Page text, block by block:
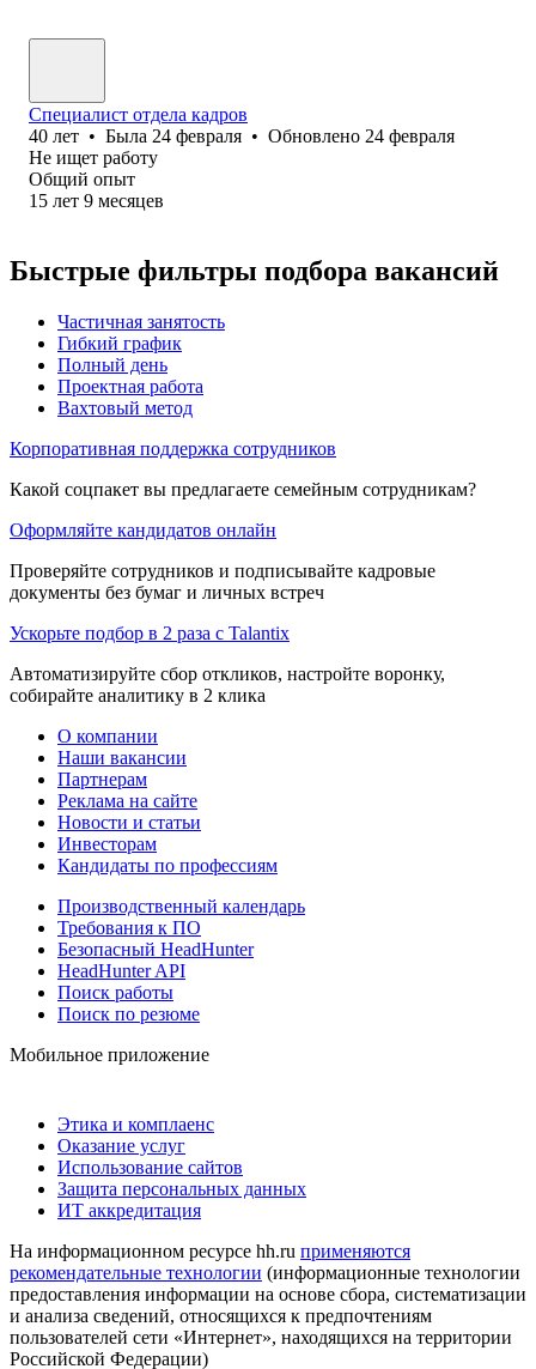
Специалист отдела кадров
40 лет • Была 24 февраля • Обновлено 24 февраля
Не ищет работу
Общий опыт
15 лет 9 месяцев
Быстрые фильтры подбора вакансий
Частичная занятость
Гибкий график
Полный день
Проектная работа
Вахтовый метод
Корпоративная поддержка сотрудников
Какой соцпакет вы предлагаете семейным сотрудникам?
Оформляйте кандидатов онлайн
Проверяйте сотрудников и подписывайте кадровые
документы без бумаг и личных встреч
Ускорьте подбор в 2 раза с Talantix
Автоматизируйте сбор откликов, настройте воронку,
собирайте аналитику в 2 клика
О компании
Наши вакансии
Партнерам
Реклама на сайте
Новости и статьи
Инвесторам
Кандидаты по профессиям
Производственный календарь
Требования к ПО
Безопасный HeadHunter
HeadHunter API
Поиск работы
Поиск по резюме
Мобильное приложение
Этика и комплаенс
Оказание услуг
Использование сайтов
Защита персональных данных
ИТ аккредитация
На информационном ресурсе hh.ru применяются
рекомендательные технологии (информационные технологии
предоставления информации на основе сбора, систематизации
и анализа сведений, относящихся к предпочтениям
пользователей сети «Интернет», находящихся на территории
Российской Федерации)